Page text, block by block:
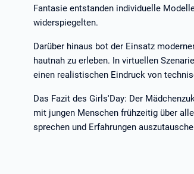
Fantasie entstanden individuelle
widerspiegelten.
Darüber hinaus bot der Einsatz
hautnah zu erleben. In virtuellen
einen realistischen Eindruck von
Das Fazit des Girls'Day: Der
mit jungen Menschen frühzeitig über
sprechen und Erfahrungen